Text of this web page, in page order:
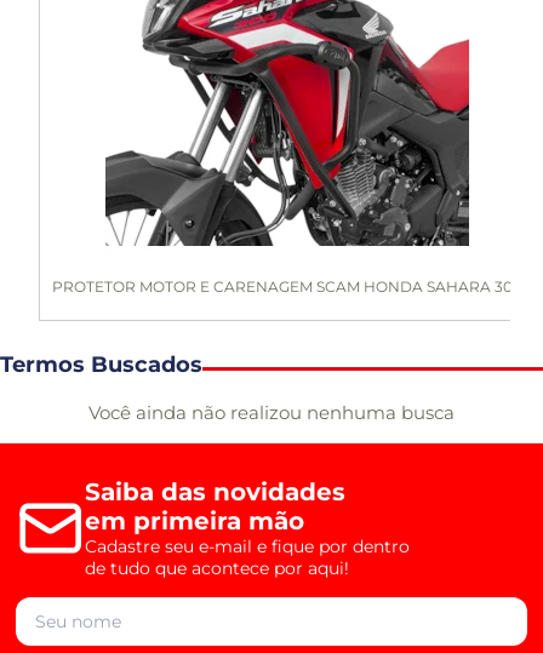
PROTETOR MOTOR E CARENAGEM SCAM HONDA SAHARA 30...
Termos Buscados
Você ainda não realizou nenhuma busca
Saiba das novidades
em primeira mão
Cadastre seu e-mail e fique por dentro
de tudo que acontece por aqui!